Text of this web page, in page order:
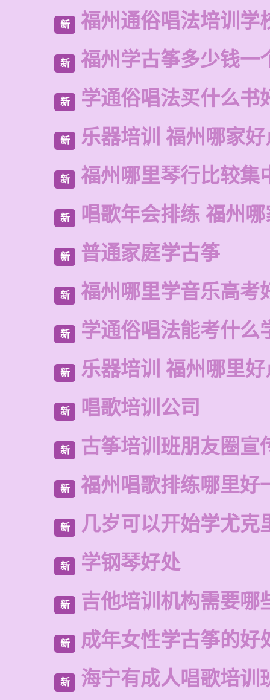
新 福州通俗唱法培训学
新 福州学古筝多少钱一
新 学通俗唱法买什么书
新 乐器培训 福州哪家
新 福州哪里琴行比较集
新 唱歌年会排练 福州
新 普通家庭学古筝
新 福州哪里学音乐高考
新 学通俗唱法能考什么
新 乐器培训 福州哪里
新 唱歌培训公司
新 古筝培训班朋友圈宣
新 福州唱歌排练哪里好
新 几岁可以开始学尤克
新 学钢琴好处
新 吉他培训机构需要哪
新 成年女性学古筝的好
新 海宁有成人唱歌培训